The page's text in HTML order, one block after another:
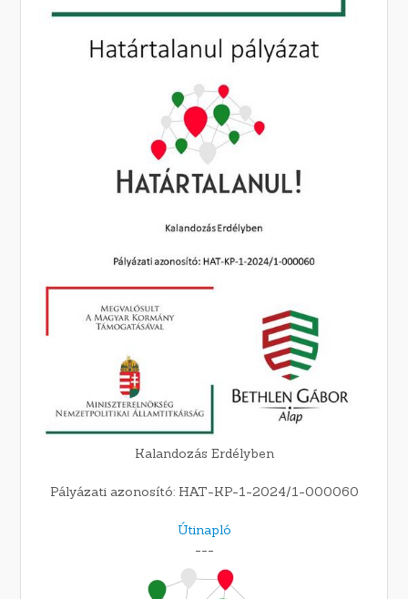
Kalandozás Erdélyben
Pályázati azonosító: HAT-KP-1-2024/1-000060
Útinapló
---